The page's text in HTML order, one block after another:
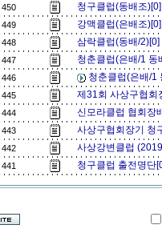
450 청구클럽(동배조
449 강맥클럽(은배조
448 삼락클럽(동배/
447 청춘클럽(은배/1
446 청춘클럽(은배/
445 제31회 사상구협
444 신모라클럽 협회장
443 사상구협회장기
442 사상강변클럽
441 청구클럽 출전명